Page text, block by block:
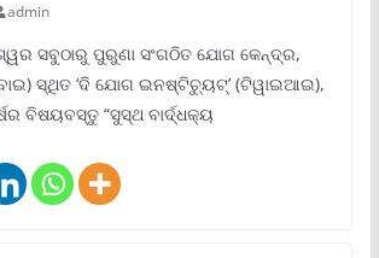
admin
ସବୁଠାରୁ ପୁରୁଣା ସଂଗଠିତ ଯୋଗ କେନ୍ଦ୍ର,
ସ୍ଥିତ ‘ଦି ଯୋଗ ଇନଷ୍ଟିଚ୍ୟୁଟ୍‌’ (ଟିୱାଇଆଇ),
ବିଷୟବସ୍ତୁ “ସୁସ୍ଥ ବାର୍ଦ୍ଧକ୍ୟ